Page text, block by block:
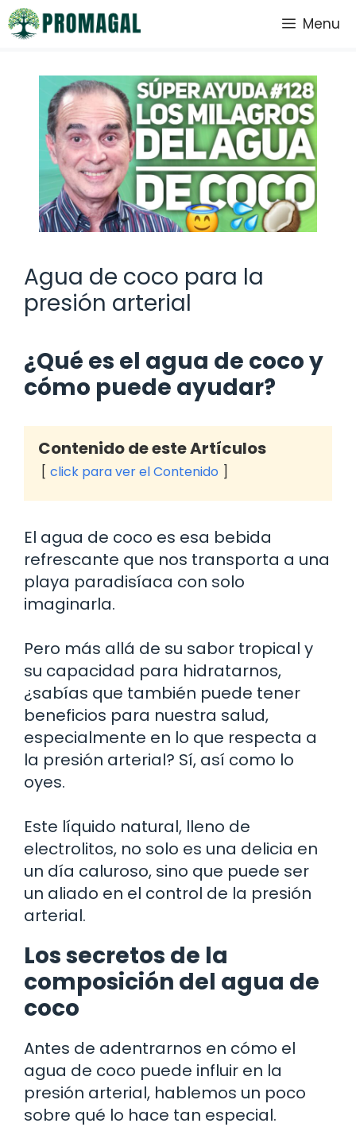
Saltar
al
Menu
Agua de coco para la
presión arterial
¿Qué es el agua de coco y
cómo puede ayudar?
Contenido de este Artículos
click para ver el Contenido
El agua de coco es esa bebida
refrescante que nos transporta a una
playa paradisíaca con solo
imaginarla.
Pero más allá de su sabor tropical y
su capacidad para hidratarnos,
¿sabías que también puede tener
beneficios para nuestra salud,
especialmente en lo que respecta a
la presión arterial? Sí, así como lo
oyes.
Este líquido natural, lleno de
electrolitos, no solo es una delicia en
un día caluroso, sino que puede ser
un aliado en el control de la presión
arterial.
Los secretos de la
composición del agua de
coco
Antes de adentrarnos en cómo el
agua de coco puede influir en la
presión arterial, hablemos un poco
sobre qué lo hace tan especial.